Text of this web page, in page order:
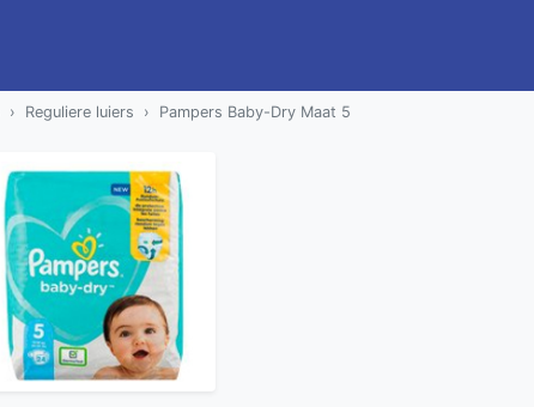
Reguliere luiers Pampers Baby-Dry Maat 5